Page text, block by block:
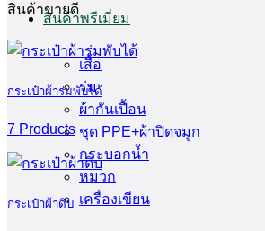
สินค้าพรีเมี่ยม
เสื้อ
ร่ม
ผ้ากันเปื้อน
ชุด PPE+ผ้าปิดจมูก
กระบอกน้ำ
หมวก
เครื่องเขียน
สินค้าขายดี
กระเป๋าผ้าร่มพับได้
7 Products
กระเป๋าผ้าดิบ